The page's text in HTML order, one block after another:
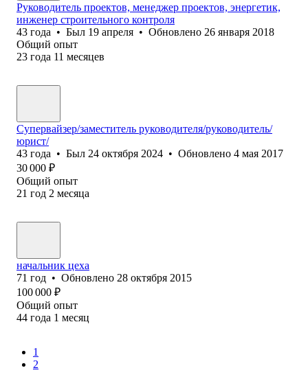
Руководитель проектов, менеджер проектов, энергетик,
инженер строительного контроля
43 года • Был 19 апреля • Обновлено 26 января 2018
Общий опыт
23 года 11 месяцев
Супервайзер/заместитель руководителя/руководитель/
юрист/
43 года • Был 24 октября 2024 • Обновлено 4 мая 2017
30 000 ₽
Общий опыт
21 год 2 месяца
начальник цеха
71 год • Обновлено 28 октября 2015
100 000 ₽
Общий опыт
44 года 1 месяц
1
2